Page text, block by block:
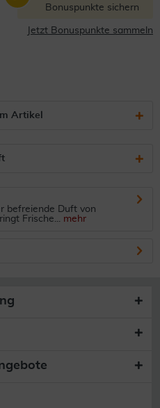
Bonuspunkte sichern
Jetzt Bonuspunkte sammeln
Artikel
befreiende Duft von
Frische... mehr